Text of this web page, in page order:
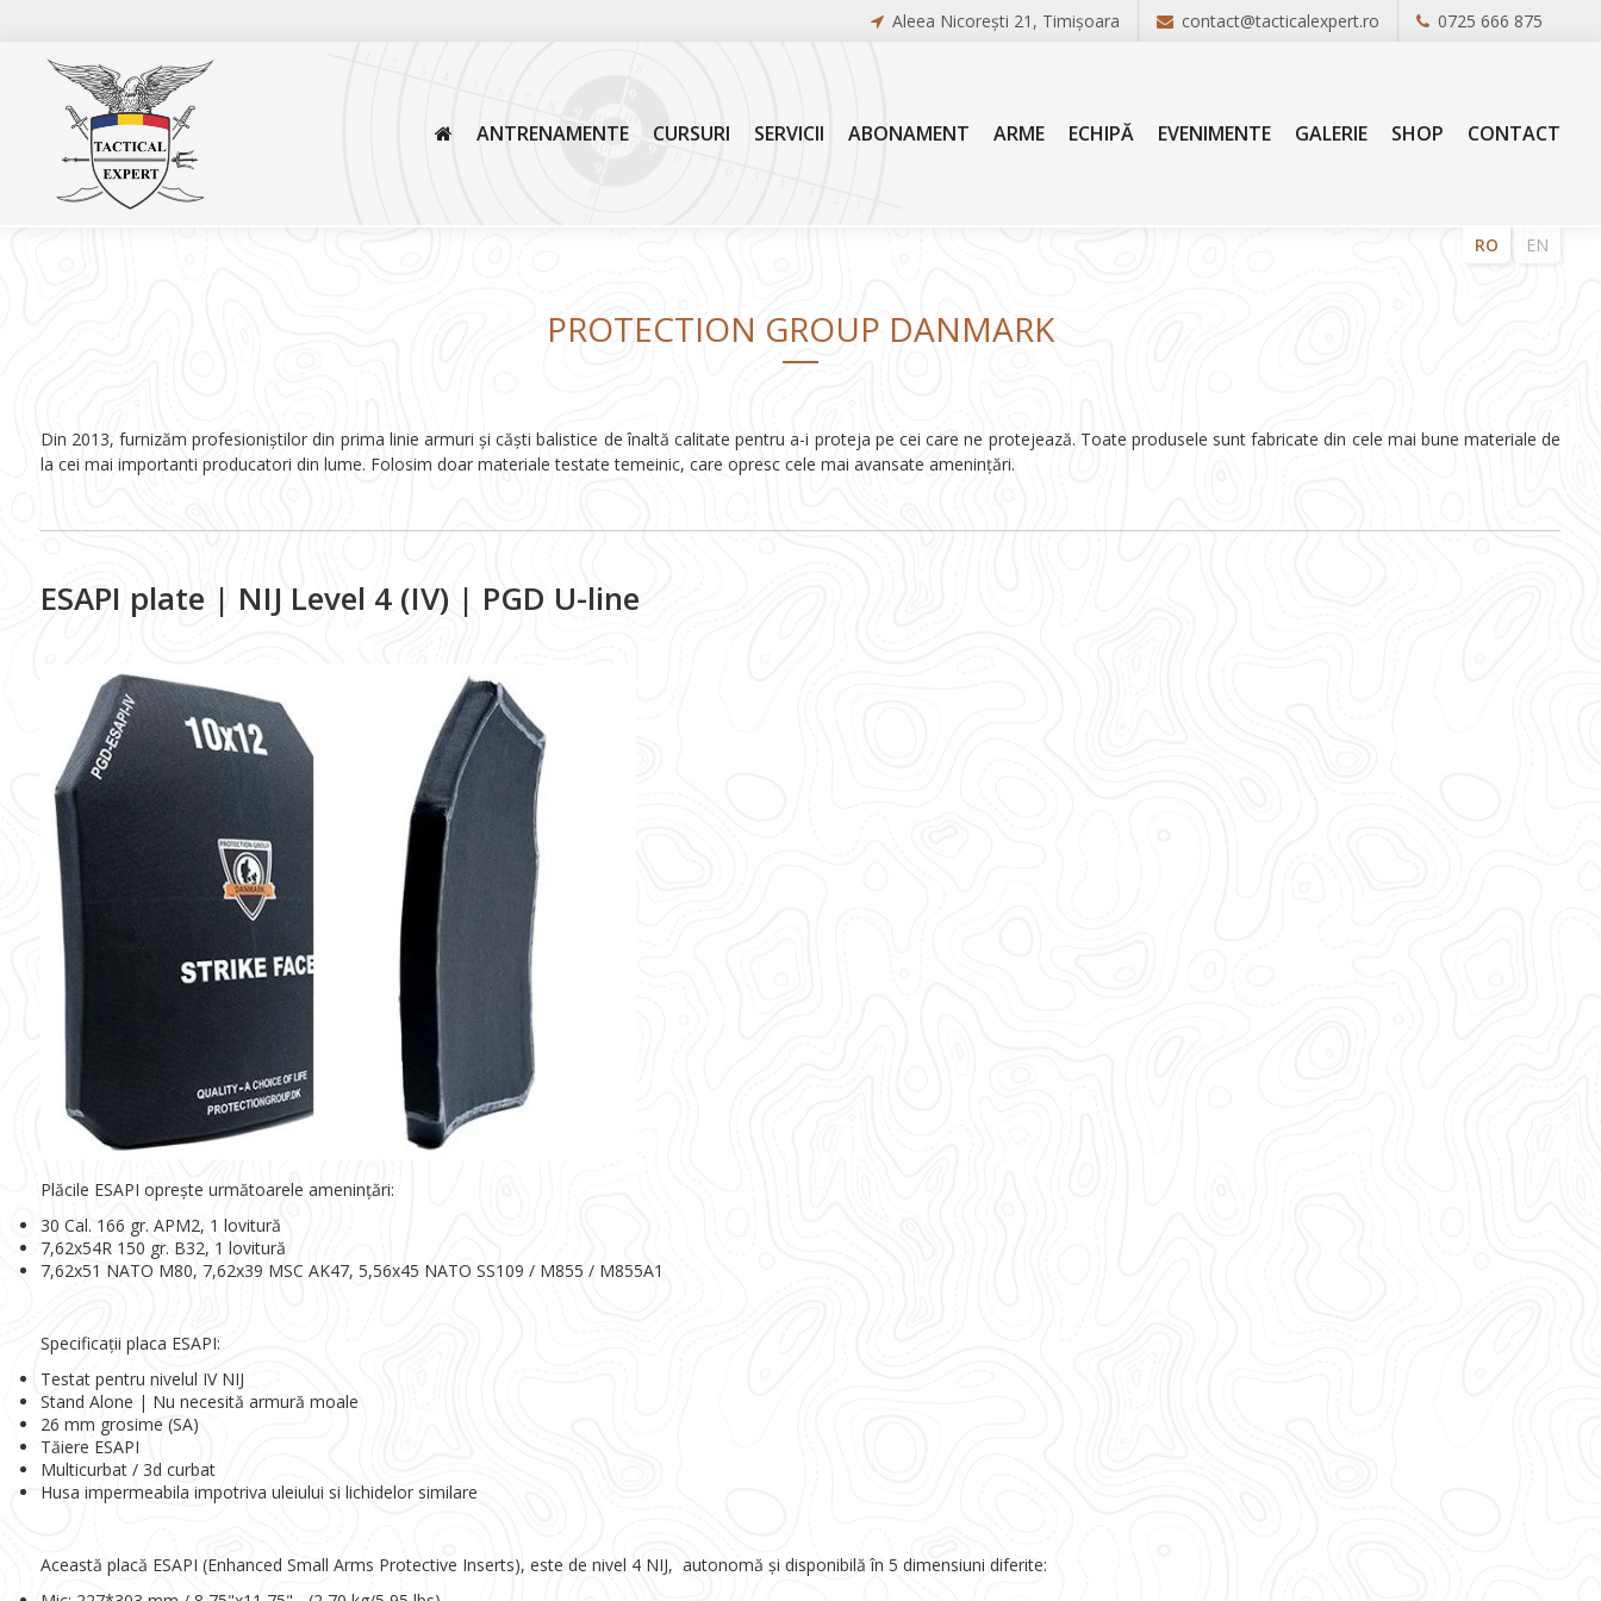
0725 666 875
contact@tacticalexpert.ro
Aleea Nicorești 21, Timișoara
ANTRENAMENTE CURSURI SERVICII ABONAMENT ARME ECHIPĂ EVENIMENTE GALERIE SHOP CONTACT
RO EN
PROTECTION GROUP DANMARK
Din 2013, furnizăm profesioniștilor din prima linie armuri și căști balistice de înaltă calitate pentru a-i proteja pe cei care ne protejează. Toate produsele sunt fabricate din cele mai bune materiale de
la cei mai importanti producatori din lume. Folosim doar materiale testate temeinic, care opresc cele mai avansate amenințări.
ESAPI plate | NIJ Level 4 (IV) | PGD U-line
Plăcile ESAPI oprește următoarele amenințări:
30 Cal. 166 gr. APM2, 1 lovitură
7,62x54R 150 gr. B32, 1 lovitură
7,62x51 NATO M80, 7,62x39 MSC AK47, 5,56x45 NATO SS109 / M855 / M855A1
Specificații placa ESAPI:
Testat pentru nivelul IV NIJ
Stand Alone | Nu necesită armură moale
26 mm grosime (SA)
Tăiere ESAPI
Multicurbat / 3d curbat
Husa impermeabila impotriva uleiului si lichidelor similare
Această placă ESAPI (Enhanced Small Arms Protective Inserts), este de nivel 4 NIJ, autonomă și disponibilă în 5 dimensiuni diferite: